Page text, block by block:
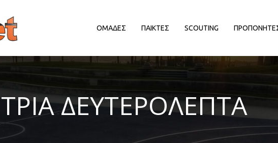
ΟΜΑΔΕΣ
EΥΡΩΠΑΙΚΕΣ ΔΙΟΡΓΑΝΩΣΕΙΣ
ΠΑΙΚΤΕΣ
EΥΡΩΠΑΙΚΕΣ ΔΙΟΡΓΑΝΩΣΕΙΣ
ΑΠΟΨΕΙΣ
SCOUTING
EΥΡΩΠΑΙΚΕΣ
ΑΠΟΨΕΙΣ
ΤΡΙΑ ΔΕΥΤΕΡΟΛΕΠΤΑ